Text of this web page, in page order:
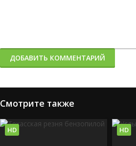
ДОБАВИТЬ КОММЕНТАРИЙ
Смотрите также
HD HD